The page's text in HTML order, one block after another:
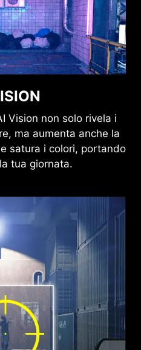
Vision non solo rivela i
ma aumenta anche la
satura i colori, portando
tua giornata.